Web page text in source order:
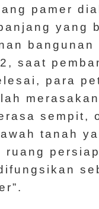
pamer
yang
bangunan
saat
para
sempit,
tanah
ruang